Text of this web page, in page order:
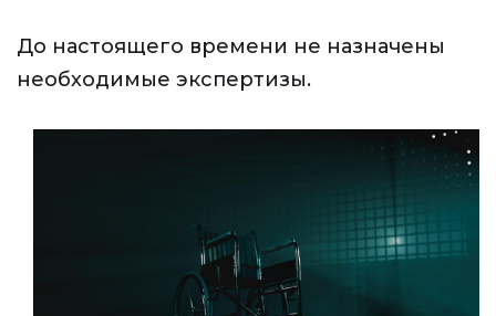
До настоящего времени не назначены
необходимые экспертизы.